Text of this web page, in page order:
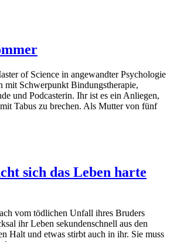
of Science in angewandter Psychologie
mit Schwerpunkt Bindungstherapie,
und Podcasterin. Ihr ist es ein Anliegen,
Tabus zu brechen. Als Mutter von fünf
sich das Leben harte
vom tödlichen Unfall ihres Bruders
ihr Leben sekundenschnell aus den
Halt und etwas stirbt auch in ihr. Sie muss